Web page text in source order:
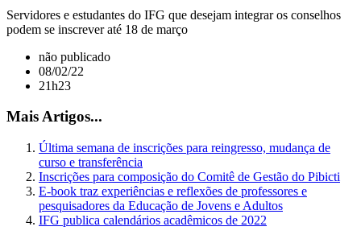
Servidores e estudantes do IFG que desejam integrar os conselhos
podem se inscrever até 18 de março
não publicado
08/02/22
21h23
Mais Artigos...
Última semana de inscrições para reingresso, mudança de
curso e transferência
Inscrições para composição do Comitê de Gestão do Pibicti
E-book traz experiências e reflexões de professores e
pesquisadores da Educação de Jovens e Adultos
IFG publica calendários acadêmicos de 2022